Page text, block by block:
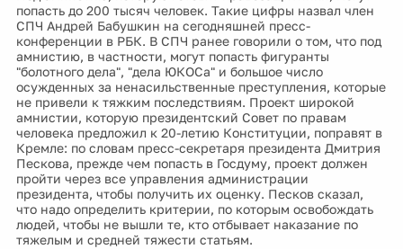
попасть до 200 тысяч человек. Такие цифры назвал член
СПЧ Андрей Бабушкин на сегодняшней пресс-
конференции в РБК. В СПЧ ранее говорили о том, что под
амнистию, в частности, могут попасть фигуранты
"болотного дела", "дела ЮКОСа" и большое число
осужденных за ненасильственные преступления, которые
не привели к тяжким последствиям. Проект широкой
амнистии, которую президентский Совет по правам
человека предложил к 20-летию Конституции, поправят в
Кремле: по словам пресс-секретаря президента Дмитрия
Пескова, прежде чем попасть в Госдуму, проект должен
пройти через все управления администрации
президента, чтобы получить их оценку. Песков сказал,
что надо определить критерии, по которым освобождать
людей, чтобы не вышли те, кто отбывает наказание по
тяжелым и средней тяжести статьям.